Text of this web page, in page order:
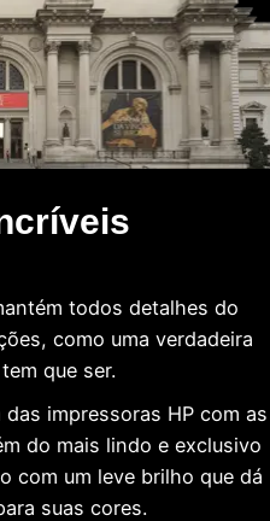
todos detalhes do
como uma verdadeira
que ser.
impressoras HP com as
do mais lindo e exclusivo
com um leve brilho que dá
suas cores.